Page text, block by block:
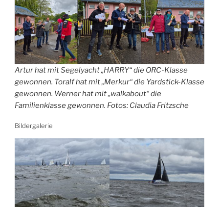
Artur hat mit Segelyacht „HARRY“ die ORC-Klasse
gewonnen. Toralf hat mit „Merkur“ die Yardstick-Klasse
gewonnen. Werner hat mit „walkabout“ die
Familienklasse gewonnen. Fotos: Claudia Fritzsche
Bildergalerie